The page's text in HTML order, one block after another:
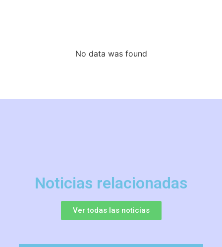
No data was found
Noticias relacionadas
Ver todas las noticias